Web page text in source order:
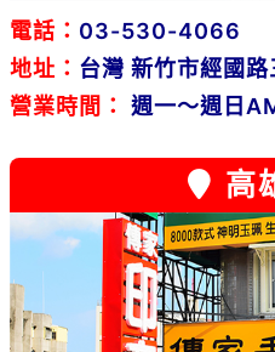
電話： 03-530-4066
地址： 台灣 新竹市經國
營業時間：
週一～週日
高